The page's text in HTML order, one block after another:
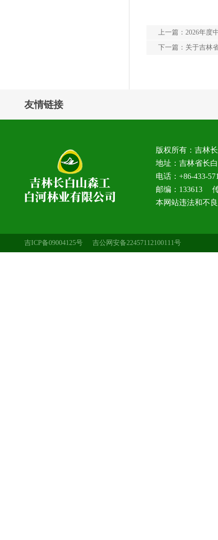
上一篇： 2026年度
下一篇： 关于吉林
友情链接
版权所有：吉林
地址：吉林省长
电话：+86-433-
邮编：133613 传
本网站违法和不
吉ICP备09004125号 吉公网安备22457112100111号